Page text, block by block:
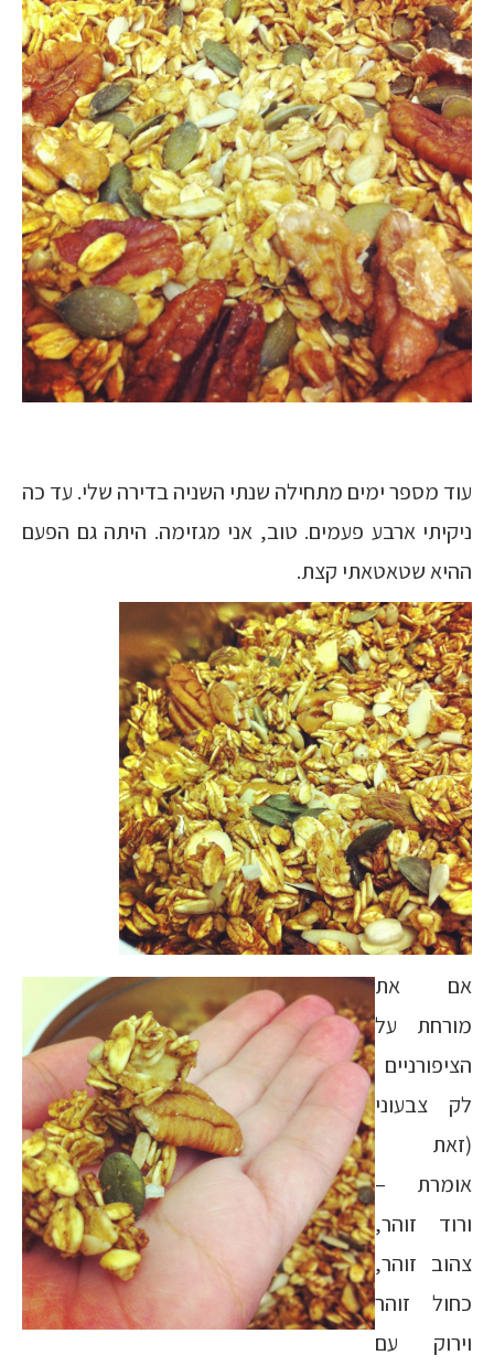
עוד מספר ימים מתחילה שנתי השניה בדירה שלי. עד כה
ניקיתי ארבע פעמים. טוב, אני מגזימה. היתה גם הפעם
ההיא שטאטאתי קצת.
אם את
מורחת על
הציפורניים
לק צבעוני
(זאת
אומרת –
ורוד זוהר,
צהוב זוהר,
כחול זוהר
וירוק עם